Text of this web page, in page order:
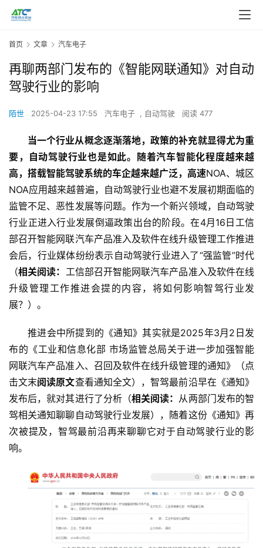
首页 文章 汽车电子
再聊两部门发布的《智能网联通知》对自动
驾驶行业的影响
陌世 2025-04-23 17:55 汽车电子 , 自动驾驶 阅读 477
当一个行业从概念逐渐落地，政策的补充就显得尤为重
要，自动驾驶行业也是如此。随着汽车智能化程度越来越
高，搭载智能驾驶系统的车企越来越广泛，高速NOA、城区
NOA应用越来越普遍，自动驾驶行业也避不发展初期面临的
监管不足、恶性发展等问题。作为一个新兴领域，自动驾驶
行业正进入行业发展倒逼政策出台的阶段。在4月16日工信
部召开智能网联汽车产品准入及软件在线升级管理工作推进
会后，行业媒体纷纷表示自动驾驶行业进入了“强监管”时代
（相关阅读： 工信部召开智能网联汽车产品准入及软件在线
升级管理工作推进会提的内容，将如何影响智驾行业发
展？）。
推进会中所提到的《通知》其实就是2025年3月2日发
布的《工业和信息化部 市场监管总局关于进一步加强智能
网联汽车产品准入、召回及软件在线升级管理的通知》（点
击文末阅读原文查看通知全文），智驾最前沿早在《通知》
发布后，就对其进行了分析（相关阅读： 从两部门发布的智
驾相关通知聊聊自动驾驶行业发展），随着这份《通知》再
次被提及，智驾最前沿再来聊聊它对于自动驾驶行业的影
响。